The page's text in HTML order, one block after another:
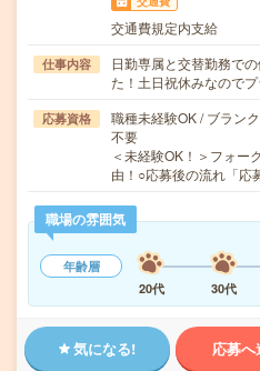
交通費規定内支給
仕事内容
日勤専属と交替勤務で
た！土日祝休みなので
応募資格
職種未経験OK / ブラン
不要
＜未経験OK！＞フォー
由！○応募後の流れ「
職場の雰囲気
年齢層
20代
30代
気になる! 応募へ